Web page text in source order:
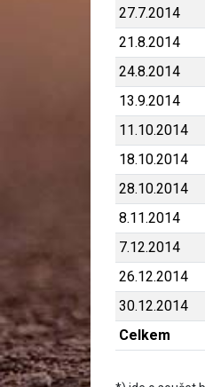
27.7.2014
21.8.2014
24.8.2014
13.9.2014
11.10.2014
18.10.2014
28.10.2014
8.11.2014
7.12.2014
26.12.2014
30.12.2014
Celkem